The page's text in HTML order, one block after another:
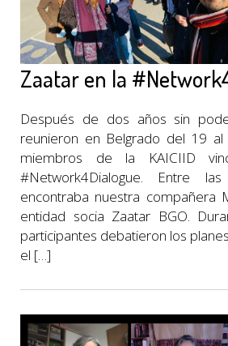
Zaatar en la
Después de dos años sin
reunieron en Belgrado del 19
miembros de la KAICIID
#Network4Dialogue. Entre
encontraba nuestra compañera
entidad socia Zaatar BGO.
participantes debatieron los
el […]